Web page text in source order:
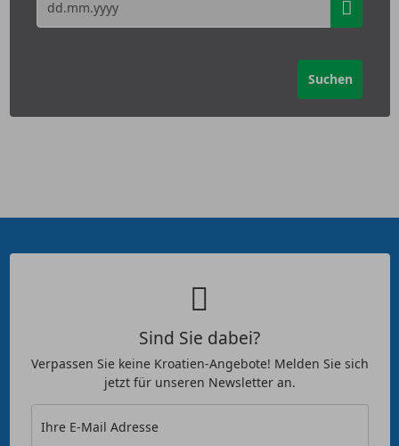
Sind Sie dabei?
Verpassen Sie keine Kroatien-Angebote! Melden Sie sich
jetzt für unseren Newsletter an.
Ihre E-Mail Adresse